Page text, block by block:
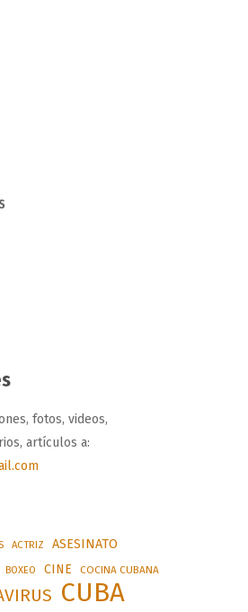
fotos, videos,
artículos a:
ACTRIZ ASESINATO
BOXEO CINE COCINA CUBANA
CUBA